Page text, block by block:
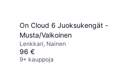
On Cloud 6 Juoksukengät -
Musta/Valkoinen
Lenkkari, Nainen
96 €
9+ kauppoja